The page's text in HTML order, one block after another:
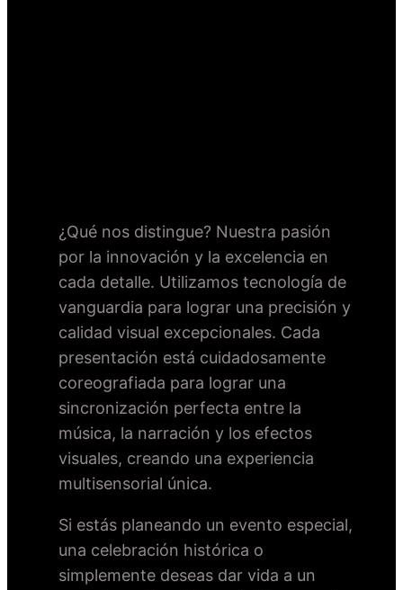
¿Qué nos distingue? Nuestra pasión
por la innovación y la excelencia en
cada detalle. Utilizamos tecnología de
vanguardia para lograr una precisión y
calidad visual excepcionales. Cada
presentación está cuidadosamente
coreografiada para lograr una
sincronización perfecta entre la
música, la narración y los efectos
visuales, creando una experiencia
multisensorial única.
Si estás planeando un evento especial,
una celebración histórica o
simplemente deseas dar vida a un